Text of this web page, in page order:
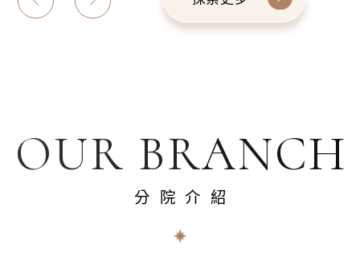
OUR BRANCH
分院介紹